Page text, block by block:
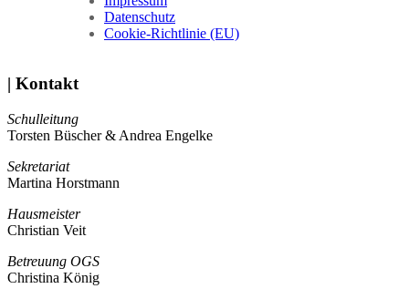
Datenschutz
Cookie-Richtlinie (EU)
| Kontakt
Schulleitung
Torsten Büscher & Andrea Engelke
Sekretariat
Martina Horstmann
Hausmeister
Christian Veit
Betreuung OGS
Christina König